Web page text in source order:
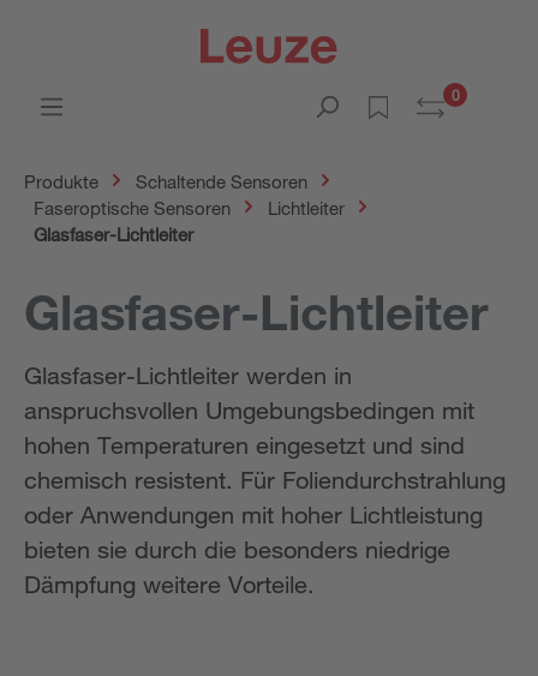
0
Produkte
Schaltende Sensoren
Faseroptische Sensoren
Lichtleiter
Glasfaser-Lichtleiter
Glasfaser-Lichtleiter
Glasfaser-Lichtleiter werden in
anspruchsvollen Umgebungsbedingen mit
hohen Temperaturen eingesetzt und sind
chemisch resistent. Für Foliendurchstrahlung
oder Anwendungen mit hoher Lichtleistung
bieten sie durch die besonders niedrige
Dämpfung weitere Vorteile.